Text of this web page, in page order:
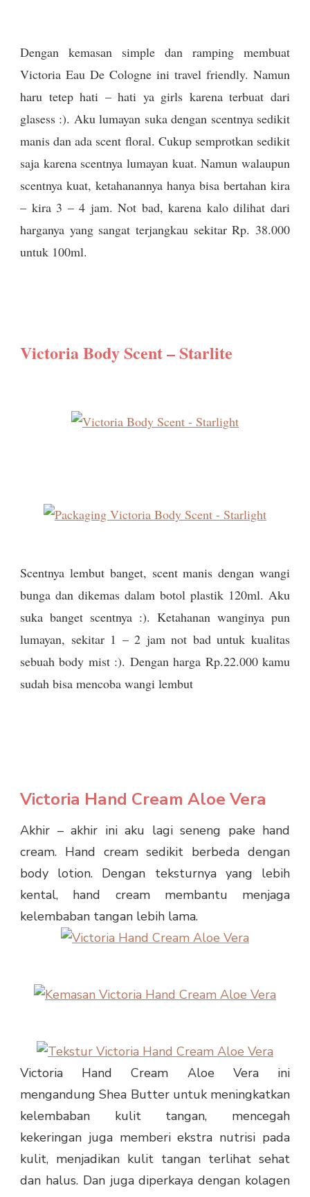
Dengan kemasan simple dan ramping membuat
Victoria Eau De Cologne ini travel friendly. Namun
haru tetep hati – hati ya girls karena terbuat dari
glasess :). Aku lumayan suka dengan scentnya sedikit
manis dan ada scent floral. Cukup semprotkan sedikit
saja karena scentnya lumayan kuat. Namun walaupun
scentnya kuat, ketahanannya hanya bisa bertahan kira
– kira 3 – 4 jam. Not bad, karena kalo dilihat dari
harganya yang sangat terjangkau sekitar Rp. 38.000
untuk 100ml.
Victoria Body Scent – Starlite
Scentnya lembut banget, scent manis dengan wangi
bunga dan dikemas dalam botol plastik 120ml. Aku
suka banget scentnya :). Ketahanan wanginya pun
lumayan, sekitar 1 – 2 jam not bad untuk kualitas
sebuah body mist :). Dengan harga Rp.22.000 kamu
sudah bisa mencoba wangi lembut
Victoria Hand Cream Aloe Vera
Akhir – akhir ini aku lagi seneng pake hand
cream. Hand cream sedikit berbeda dengan
body lotion. Dengan teksturnya yang lebih
kental, hand cream membantu menjaga
kelembaban tangan lebih lama.
Victoria Hand Cream Aloe Vera ini
mengandung Shea Butter untuk meningkatkan
kelembaban kulit tangan, mencegah
kekeringan juga memberi ekstra nutrisi pada
kulit, menjadikan kulit tangan terlihat sehat
dan halus. Dan juga diperkaya dengan kolagen